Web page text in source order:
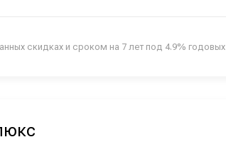
скидках и сроком на 7 лет под 4.9% годовых